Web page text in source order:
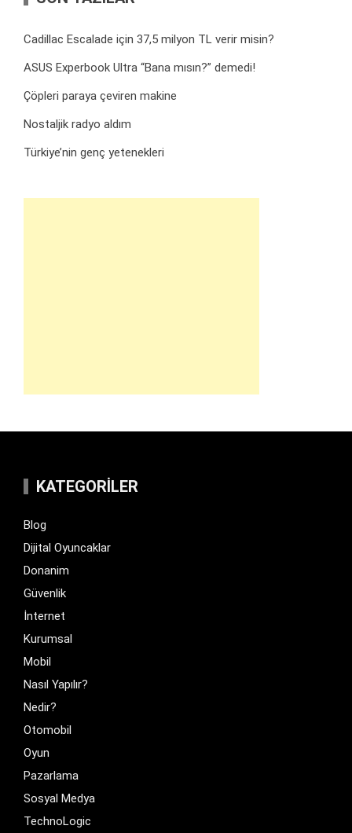
Cadillac Escalade için 37,5 milyon TL verir misin?
ASUS Experbook Ultra “Bana mısın?” demedi!
Çöpleri paraya çeviren makine
Nostaljik radyo aldım
Türkiye’nin genç yetenekleri
KATEGORILER
Blog
Dijital Oyuncaklar
Donanim
Güvenlik
İnternet
Kurumsal
Mobil
Nasıl Yapılır?
Nedir?
Otomobil
Oyun
Pazarlama
Sosyal Medya
TechnoLogic